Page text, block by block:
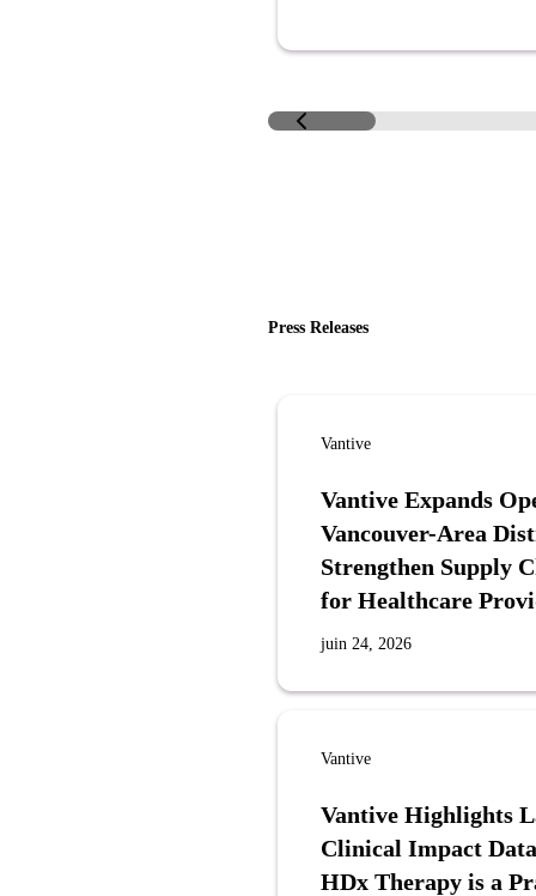
Press Releases
Vantive
Vantive Expands
Vancouver-Area
Strengthen Supply
for Healthcare
juin 24, 2026
Vantive
Vantive Highlights
Clinical Impact
HDx Therapy is a